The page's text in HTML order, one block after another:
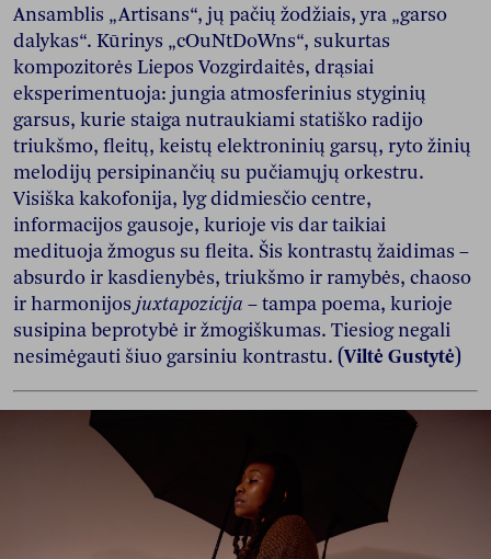
Ansamblis „Artisans“, jų pačių žodžiais, yra „garso
dalykas“. Kūrinys „cOuNtDoWns“, sukurtas
kompozitorės Liepos Vozgirdaitės, drąsiai
eksperimentuoja: jungia atmosferinius styginių
garsus, kurie staiga nutraukiami statiško radijo
triukšmo, fleitų, keistų elektroninių garsų, ryto žinių
melodijų persipinančių su pučiamųjų orkestru.
Visiška kakofonija, lyg didmiesčio centre,
informacijos gausoje, kurioje vis dar taikiai
medituoja žmogus su fleita. Šis kontrastų žaidimas –
absurdo ir kasdienybės, triukšmo ir ramybės, chaoso
ir harmonijosjuxtapozicija – tampa poema, kurioje
susipina beprotybė ir žmogiškumas. Tiesiog negali
nesimėgauti šiuo garsiniu kontrastu.(Viltė Gustytė)